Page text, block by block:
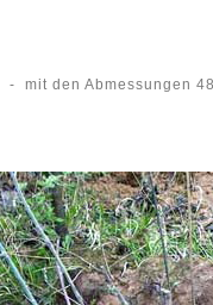
- mit den Abmessungen